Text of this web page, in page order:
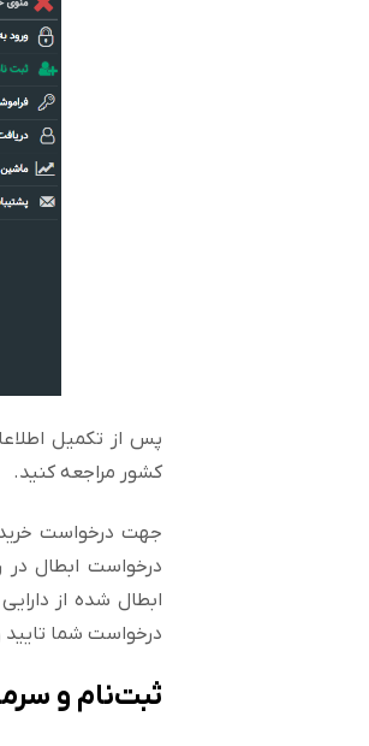
پس از تکمیل
کشور مراجعه کنید.
جهت درخواست
درخواست ابطال در
ابطال شده از
درخواست شما
ثبت‌نام و